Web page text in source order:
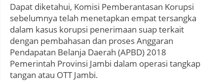
Dapat diketahui, Komisi Pemberantasan Korupsi
sebelumnya telah menetapkan empat tersangka
dalam kasus korupsi penerimaan suap terkait
dengan pembahasan dan proses Anggaran
Pendapatan Belanja Daerah (APBD) 2018
Pemerintah Provinsi Jambi dalam operasi tangkap
tangan atau OTT Jambi.